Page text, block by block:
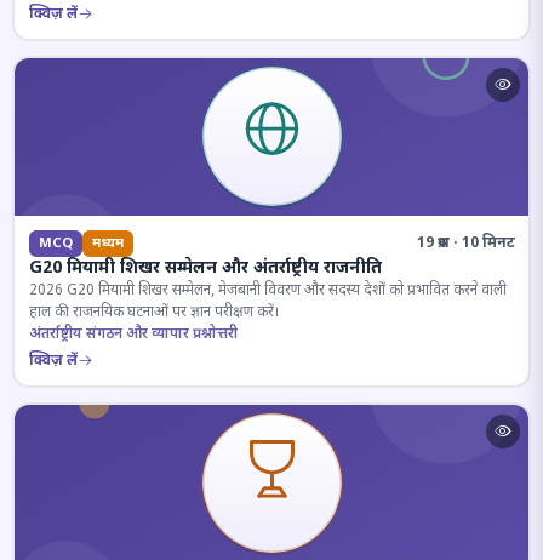
क्विज़ लें
MCQ मध्यम 19 प्रश्न · 10 मिनट
G20 मियामी शिखर सम्मेलन और अंतर्राष्ट्रीय राजनीति
2026 G20 मियामी शिखर सम्मेलन, मेजबानी विवरण और सदस्य देशों को प्रभावित करने वाली
हाल की राजनयिक घटनाओं पर ज्ञान परीक्षण करें।
अंतर्राष्ट्रीय संगठन और व्यापार प्रश्नोत्तरी
क्विज़ लें